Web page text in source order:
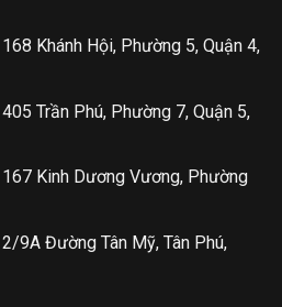
Khánh Hội, Phường 5, Quận 4,
Trần Phú, Phường 7, Quận 5,
Kinh Dương Vương, Phường
9A Đường Tân Mỹ, Tân Phú,